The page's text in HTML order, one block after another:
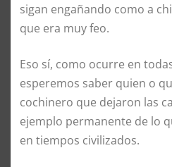
sigan engañando como a
que era muy feo.
Eso sí, como ocurre en
esperemos saber quien o
cochinero que dejaron las
ejemplo permanente de lo
en tiempos civilizados.